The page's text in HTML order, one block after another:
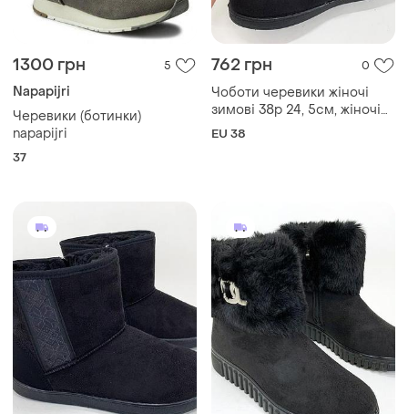
1300 грн 5
Napapijri
Черевики (ботинки)
napapijri
37
762 грн 0
Чоботи черевики жіночі
зимові 38р 24, 5см, жіночі
дутики з текстилю, валянки
EU 38